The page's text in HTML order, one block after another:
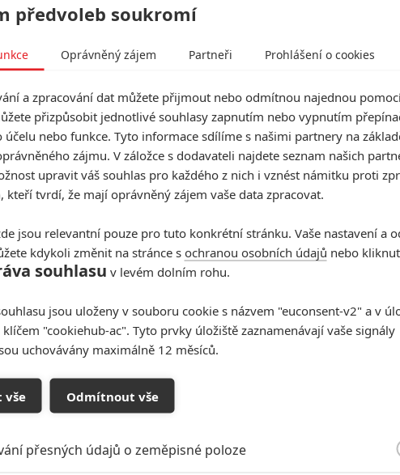
拆彈
předvoleb soukromí
Oprávněný zájem Partneři Prohlášení o cookies
a zpracování dat můžete přijmout nebo odmítnou najednou
přizpůsobit jednotlivé souhlasy zapnutím nebo vypnutím
účelu nebo funkce. Tyto informace sdílíme s našimi partnery na
zájmu. V záložce s dodavateli najdete seznam našich
upravit váš souhlas pro každého z nich i vznést námitku proti
kteří tvrdí, že mají oprávněný zájem vaše data zpracovat.
jsou relevantní pouze pro tuto konkrétní stránku. Vaše nastavení a
kdykoli změnit na stránce s ochranou osobních údajů nebo
souhlasu v levém dolním rohu.
jsou uloženy v souboru cookie s názvem "euconsent-v2" a v
"cookiehub-ac". Tyto prvky úložiště zaznamenávají vaše signály
uchovávány maximálně 12 měsíců.
vše Odmítnout vše
přesných údajů o zeměpisné poloze